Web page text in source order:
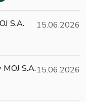
S.A. 15.06.2026
S.A.15.06.2026